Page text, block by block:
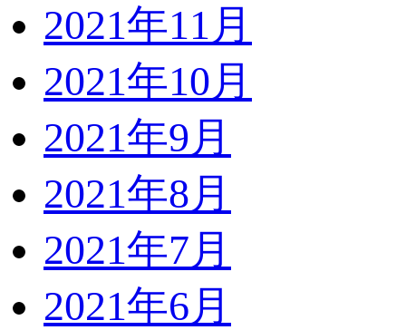
2021年11月
2021年10月
2021年9月
2021年8月
2021年7月
2021年6月